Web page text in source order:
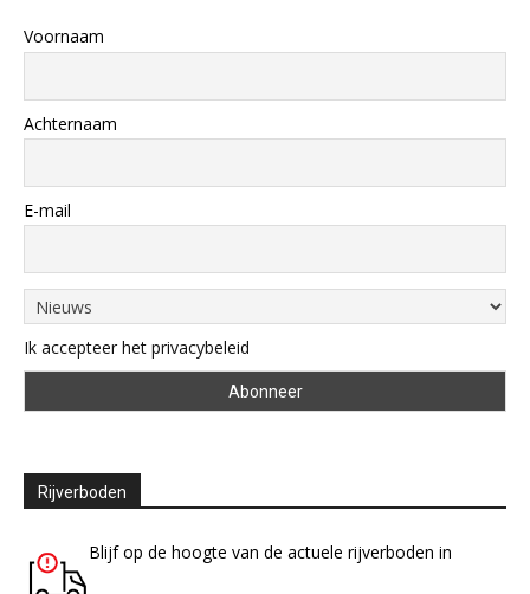
Voornaam
Achternaam
E-mail
Ik accepteer het privacybeleid
Rijverboden
Blijf op de hoogte van de actuele rijverboden in